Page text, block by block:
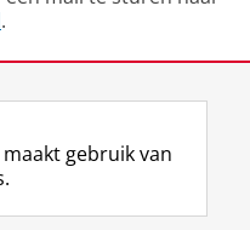
.
F T I
gebruik van